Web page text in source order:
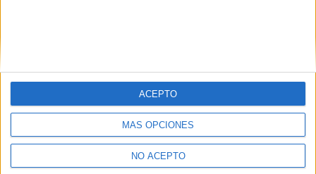
MÁS OPCIONES
NO ACEPTO
ACEPTO
Sevilla(1)
Valladolid(1)